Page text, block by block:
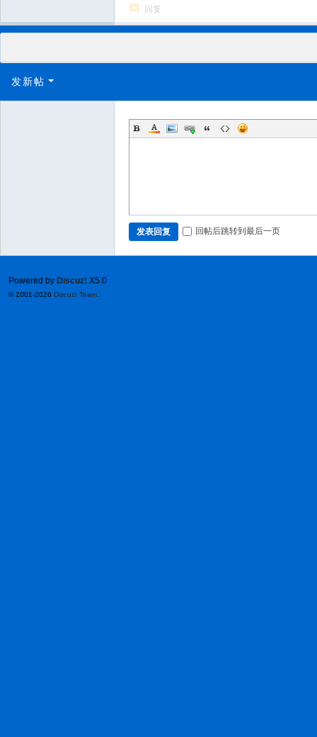
回复
发新帖
发表回复 回帖后跳转到最后一页
Powered by Discuz! X5.0
© 2001-2026 Discuz! Team